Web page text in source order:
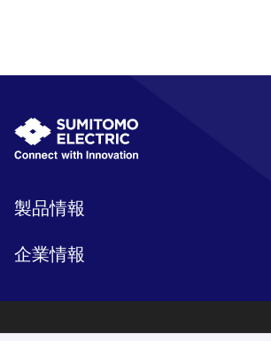
製品情報
企業情報